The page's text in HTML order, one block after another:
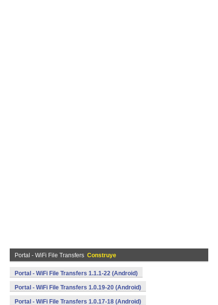
Portal - WiFi File Transfers Construye
Portal - WiFi File Transfers 1.1.1-22 (Android)
Portal - WiFi File Transfers 1.0.19-20 (Android)
Portal - WiFi File Transfers 1.0.17-18 (Android)